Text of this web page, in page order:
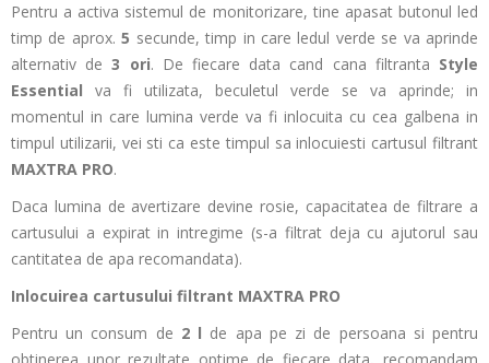
Pentru a activa sistemul de monitorizare, tine apasat butonul led
timp de aprox.5 secunde, timp in care ledul verde se va aprinde
alternativ de 3 ori. De fiecare data cand cana filtranta Style
Essential va fi utilizata, beculetul verde se va aprinde; in
momentul in care lumina verde va fi inlocuita cu cea galbena in
timpul utilizarii, vei sti ca este timpul sa inlocuiesti cartusul filtrant
MAXTRA PRO.
Daca lumina de avertizare devine rosie, capacitatea de filtrare a
cartusului a expirat in intregime (s-a filtrat deja cu ajutorul sau
cantitatea de apa recomandata).
Inlocuirea cartusului filtrant MAXTRA PRO
Pentru un consum de 2 l de apa pe zi de persoana si pentru